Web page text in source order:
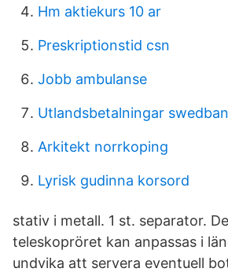
Hm aktiekurs 10 ar
Preskriptionstid csn
Jobb ambulanse
Utlandsbetalningar
Arkitekt norrkoping
Lyrisk gudinna korsord
stativ i metall. 1 st. separator.
teleskopröret kan anpassas i
undvika att servera eventuell